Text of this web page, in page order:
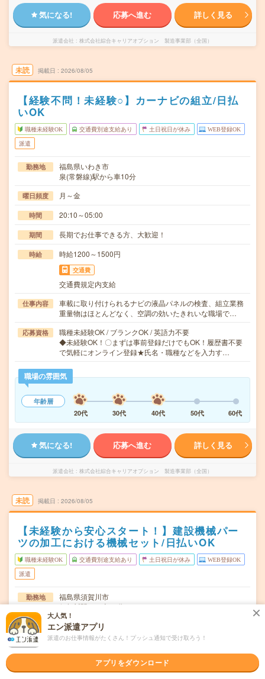
気になる! 応募へ進む 詳しく見る
派遣会社 株式会社綜合キャリアオプション 製造事業部（全国）
未読 掲載日 2026/08/05
【経験不問！未経験○】カーナビの組立/日払
いOK
職種未経験OK 交通費別途支給あり 土日祝日が休み WEB登録OK
派遣
勤務地
福島県いわき市
泉(常磐線)駅から車10分
曜日頻度 月～金
時間 20:10～05:00
期間 長期でお仕事できる方、大歓迎！
時給 時給1200～1500円
交通費
交通費規定内支給
仕事内容
車載に取り付けられるナビの液晶パネルの検査、組立業務
重量物はほとんどなく、空調の効いたきれいな職場で…
応募資格
職種未経験OK / ブランクOK / 英語力不要
◆未経験OK！〇まずは事前登録だけでもOK！履歴書不要
で気軽にオンライン登録★氏名・職種などを入力す…
職場の雰囲気
年齢層
20代
30代 40代 50代 60代
気になる! 応募へ進む 詳しく見る
派遣会社 株式会社綜合キャリアオプション 製造事業部（全国）
未読 掲載日 2026/08/05
【未経験から安心スタート！】建設機械パー
ツの加工における機械セット/日払いOK
職種未経験OK 交通費別途支給あり 土日祝日が休み WEB登録OK
派遣
勤務地
福島県須賀川市
須賀川駅から車20分
曜日頻度 月～金
時間
長期でお仕事できる方、大歓迎！
大人気！
エン派遣アプリ
派遣のお仕事情報がたくさん！プッシュ通知で受け取ろう！
アプリをダウンロード